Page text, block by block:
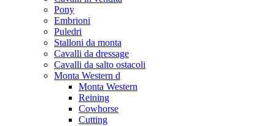
Pony
Embrioni
Puledri
Stalloni da monta
Cavalli da dressage
Cavalli da salto ostacoli
Monta Western d
Monta Western
Reining
Cowhorse
Cutting